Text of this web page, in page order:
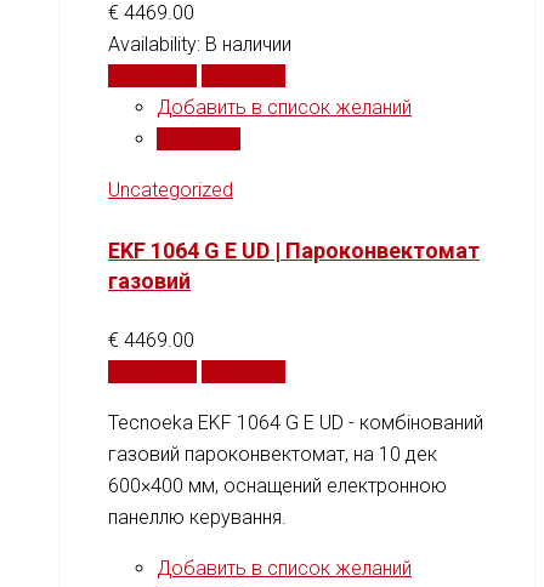
€ 4469.00
Availability: В наличии
Добавить в список желаний
Uncategorized
EKF 1064 G E UD | Пароконвектомат
газовий
€ 4469.00
Tecnoeka EKF 1064 G E UD - комбінований
газовий пароконвектомат, на 10 дек
600×400 мм, оснащений електронною
панеллю керування.
Добавить в список желаний